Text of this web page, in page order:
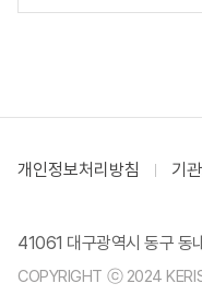
개인정보처리방침 기
41061 대구광역시 동구
COPYRIGHT ⓒ 2024